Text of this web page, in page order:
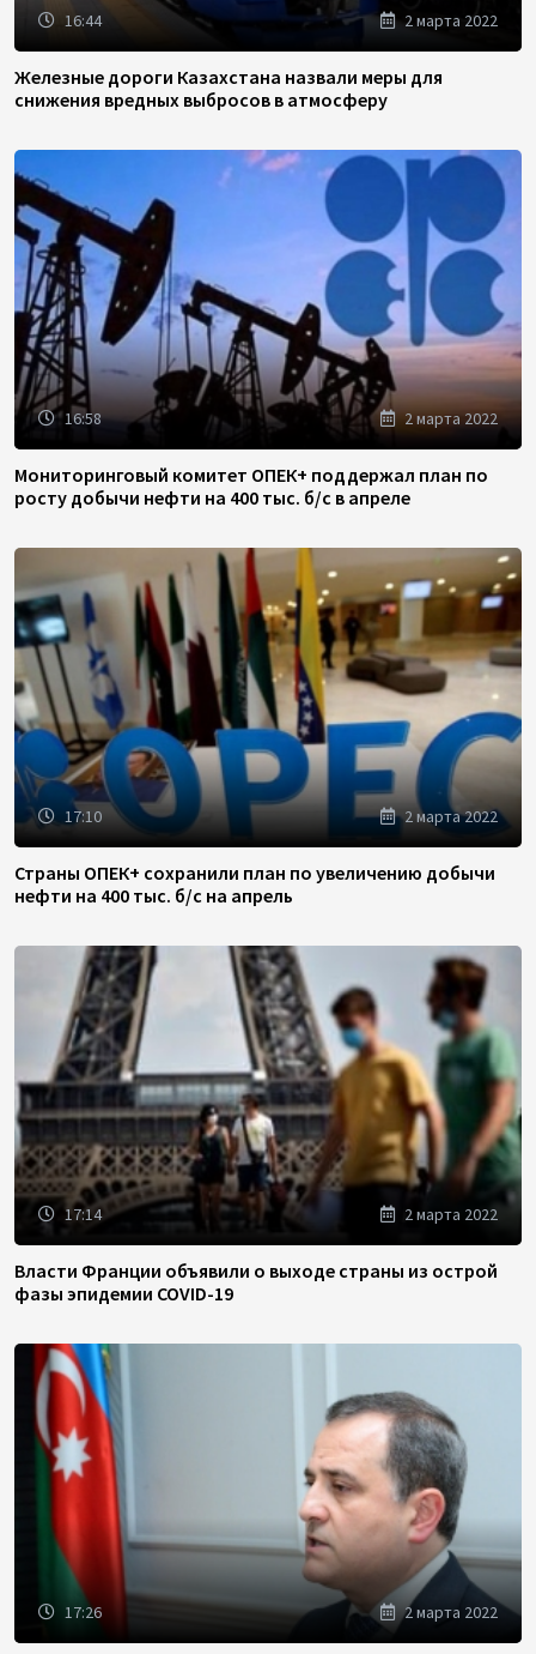
16:44 2 марта 2022
Железные дороги Казахстана назвали меры для
снижения вредных выбросов в атмосферу
16:58 2 марта 2022
Мониторинговый комитет ОПЕК+ поддержал план по
росту добычи нефти на 400 тыс. б/с в апреле
17:10 2 марта 2022
Страны ОПЕК+ сохранили план по увеличению добычи
нефти на 400 тыс. б/с на апрель
17:14 2 марта 2022
Власти Франции объявили о выходе страны из острой
фазы эпидемии COVID-19
17:26 2 марта 2022